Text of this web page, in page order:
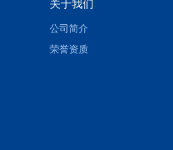
关于我们
公司简介
荣誉资质